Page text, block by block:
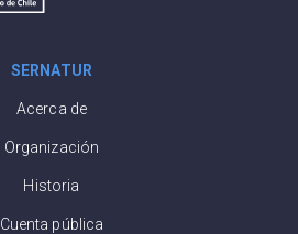
SERNATUR
Acerca de
Organización
Historia
Cuenta pública